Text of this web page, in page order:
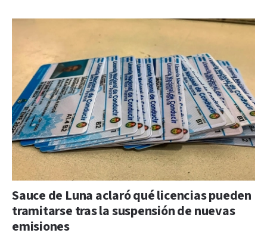
Sauce de Luna aclaró qué licencias pueden
tramitarse tras la suspensión de nuevas
emisiones